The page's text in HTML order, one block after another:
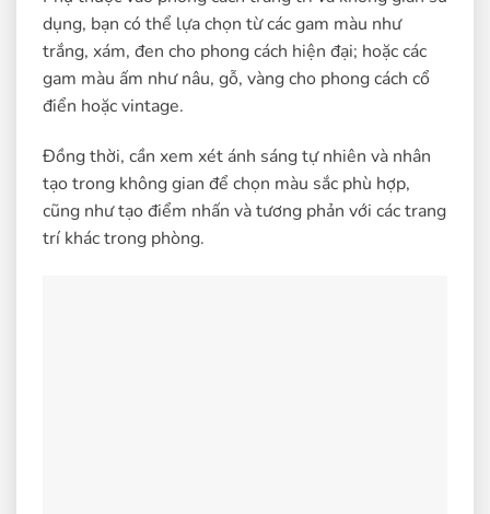
dụng, bạn có thể lựa chọn từ các gam màu như
trắng, xám, đen cho phong cách hiện đại; hoặc các
gam màu ấm như nâu, gỗ, vàng cho phong cách cổ
điển hoặc vintage.
Đồng thời, cần xem xét ánh sáng tự nhiên và nhân
tạo trong không gian để chọn màu sắc phù hợp,
cũng như tạo điểm nhấn và tương phản với các trang
trí khác trong phòng.